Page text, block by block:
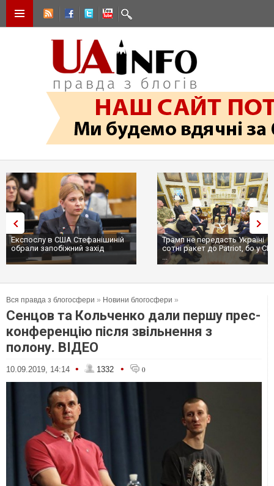
Експослу в США Стефанішиній
обрали запобіжний захід
Трамп не передасть Україні
сотні ракет до Patriot, бо у
...
Вся правда з блогосфери » Новини блогосфери »
Сенцов та Кольченко дали першу прес-
конференцію після звільнення з
полону. ВІДЕО
10.09.2019, 14:14 • 1332 • 0